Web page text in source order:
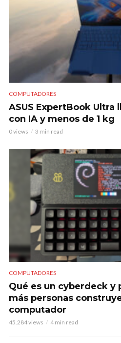
COMPUTADORES
ASUS ExpertBook Ultra
con IA y menos de 1 kg
0 views 3 min read
COMPUTADORES
Qué es un cyberdeck y
más personas
computador
45.284 views 4 min read